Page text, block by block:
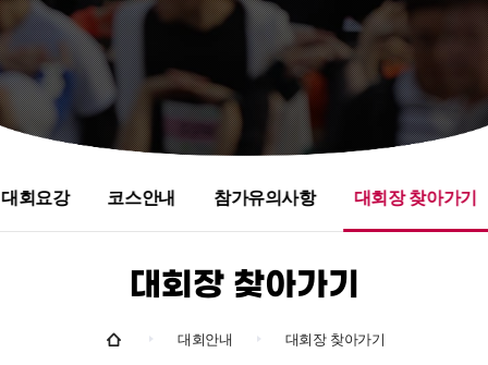
대회요강 코스안내 참가유의사항 대회장 찾아가기
대회장 찾아가기
대회안내 대회장 찾아가기